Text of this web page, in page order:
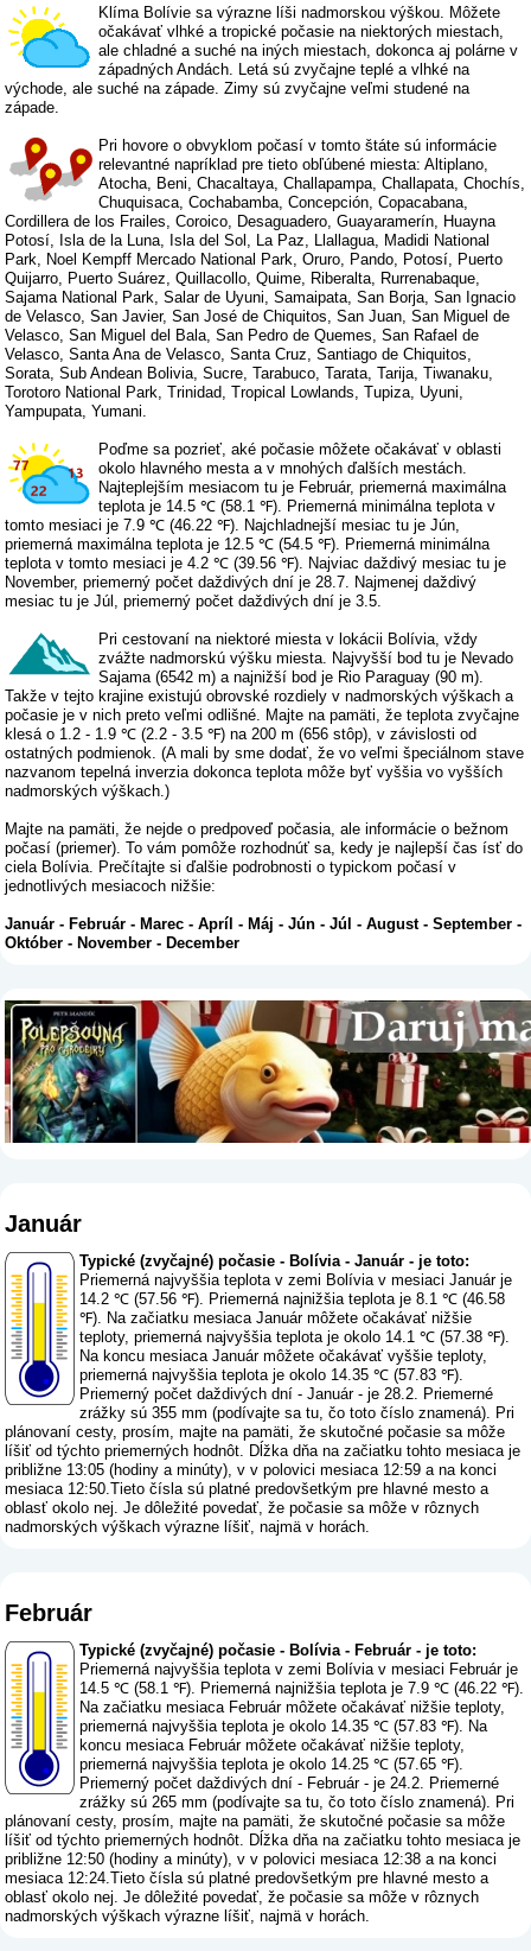
Klíma Bolívie sa výrazne líši nadmorskou výškou. Môžete
očakávať vlhké a tropické počasie na niektorých miestach,
ale chladné a suché na iných miestach, dokonca aj polárne v
západných Andách. Letá sú zvyčajne teplé a vlhké na
východe, ale suché na západe. Zimy sú zvyčajne veľmi studené na
západe.
Pri hovore o obvyklom počasí v tomto štáte sú informácie
relevantné napríklad pre tieto obľúbené miesta: Altiplano,
Atocha, Beni, Chacaltaya, Challapampa, Challapata, Chochís,
Chuquisaca, Cochabamba, Concepción, Copacabana,
Cordillera de los Frailes, Coroico, Desaguadero, Guayaramerín, Huayna
Potosí, Isla de la Luna, Isla del Sol, La Paz, Llallagua, Madidi National
Park, Noel Kempff Mercado National Park, Oruro, Pando, Potosí, Puerto
Quijarro, Puerto Suárez, Quillacollo, Quime, Riberalta, Rurrenabaque,
Sajama National Park, Salar de Uyuni, Samaipata, San Borja, San Ignacio
de Velasco, San Javier, San José de Chiquitos, San Juan, San Miguel de
Velasco, San Miguel del Bala, San Pedro de Quemes, San Rafael de
Velasco, Santa Ana de Velasco, Santa Cruz, Santiago de Chiquitos,
Sorata, Sub Andean Bolivia, Sucre, Tarabuco, Tarata, Tarija, Tiwanaku,
Torotoro National Park, Trinidad, Tropical Lowlands, Tupiza, Uyuni,
Yampupata, Yumani.
Poďme sa pozrieť, aké počasie môžete očakávať v oblasti
okolo hlavného mesta a v mnohých ďalších mestách.
Najteplejším mesiacom tu je Február, priemerná maximálna
teplota je 14.5 ℃ (58.1 ℉). Priemerná minimálna teplota v
tomto mesiaci je 7.9 ℃ (46.22 ℉). Najchladnejší mesiac tu je Jún,
priemerná maximálna teplota je 12.5 ℃ (54.5 ℉). Priemerná minimálna
teplota v tomto mesiaci je 4.2 ℃ (39.56 ℉). Najviac daždivý mesiac tu je
November, priemerný počet daždivých dní je 28.7. Najmenej daždivý
mesiac tu je Júl, priemerný počet daždivých dní je 3.5.
Pri cestovaní na niektoré miesta v lokácii Bolívia, vždy
zvážte nadmorskú výšku miesta. Najvyšší bod tu je Nevado
Sajama (6542 m) a najnižší bod je Rio Paraguay (90 m).
Takže v tejto krajine existujú obrovské rozdiely v nadmorských výškach a
počasie je v nich preto veľmi odlišné. Majte na pamäti, že teplota zvyčajne
klesá o 1.2 - 1.9 ℃ (2.2 - 3.5 ℉) na 200 m (656 stôp), v závislosti od
ostatných podmienok. (A mali by sme dodať, že vo veľmi špeciálnom stave
nazvanom tepelná inverzia dokonca teplota môže byť vyššia vo vyšších
nadmorských výškach.)
Majte na pamäti, že nejde o predpoveď počasia, ale informácie o bežnom
počasí (priemer). To vám pomôže rozhodnúť sa, kedy je najlepší čas ísť do
ciela Bolívia. Prečítajte si ďalšie podrobnosti o typickom počasí v
jednotlivých mesiacoch nižšie:
Január -Február -Marec -Apríl -Máj -Jún -Júl -August-September -
Október -November -December
Január
Typické (zvyčajné) počasie - Bolívia - Január - je toto:
Priemerná najvyššia teplota v zemi Bolívia v mesiaci Január je
14.2 ℃ (57.56 ℉). Priemerná najnižšia teplota je 8.1 ℃ (46.58
℉). Na začiatku mesiaca Január môžete očakávať nižšie
teploty, priemerná najvyššia teplota je okolo 14.1 ℃ (57.38 ℉).
Na koncu mesiaca Január môžete očakávať vyššie teploty,
priemerná najvyššia teplota je okolo 14.35 ℃ (57.83 ℉).
Priemerný počet daždivých dní - Január - je 28.2. Priemerné
zrážky sú 355 mm (podívajte sa tu, čo toto číslo znamená). Pri
plánovaní cesty, prosím, majte na pamäti, že skutočné počasie sa môže
líšiť od týchto priemerných hodnôt. Dĺžka dňa na začiatku tohto mesiaca je
približne 13:05 (hodiny a minúty), v v polovici mesiaca 12:59 a na konci
mesiaca 12:50.Tieto čísla sú platné predovšetkým pre hlavné mesto a
oblasť okolo nej. Je dôležité povedať, že počasie sa môže v rôznych
nadmorských výškach výrazne líšiť, najmä v horách.
Február
Typické (zvyčajné) počasie - Bolívia - Február - je toto:
Priemerná najvyššia teplota v zemi Bolívia v mesiaci Február je
14.5 ℃ (58.1 ℉). Priemerná najnižšia teplota je 7.9 ℃ (46.22 ℉).
Na začiatku mesiaca Február môžete očakávať nižšie teploty,
priemerná najvyššia teplota je okolo 14.35 ℃ (57.83 ℉). Na
koncu mesiaca Február môžete očakávať nižšie teploty,
priemerná najvyššia teplota je okolo 14.25 ℃ (57.65 ℉).
Priemerný počet daždivých dní - Február - je 24.2. Priemerné
zrážky sú 265 mm (podívajte sa tu, čo toto číslo znamená). Pri
plánovaní cesty, prosím, majte na pamäti, že skutočné počasie sa môže
líšiť od týchto priemerných hodnôt. Dĺžka dňa na začiatku tohto mesiaca je
približne 12:50 (hodiny a minúty), v v polovici mesiaca 12:38 a na konci
mesiaca 12:24.Tieto čísla sú platné predovšetkým pre hlavné mesto a
oblasť okolo nej. Je dôležité povedať, že počasie sa môže v rôznych
nadmorských výškach výrazne líšiť, najmä v horách.